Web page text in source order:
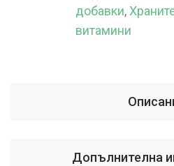
добавки,
витамини
Допълнителна